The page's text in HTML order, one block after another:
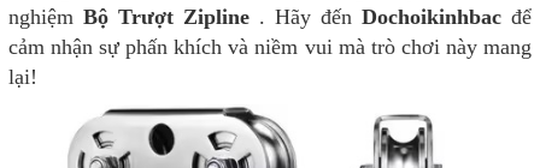
nghiệm Bộ Trượt Zipline . Hãy đến Dochoikinhbac để
cảm nhận sự phấn khích và niềm vui mà trò chơi này mang
lại!